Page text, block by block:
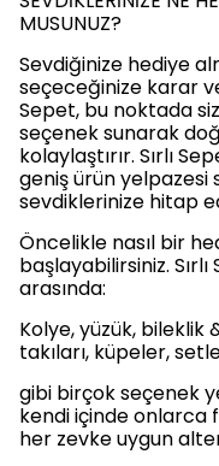
MUSUNUZ?
Sevdiğinize hediye
seçeceğinize karar
Sepet, bu noktada
seçenek sunarak
kolaylaştırır. Sırlı
geniş ürün yelpazesi
sevdiklerinize hitap
Öncelikle nasıl bir
başlayabilirsiniz.
arasında:
Kolye, yüzük, bileklik
takıları, küpeler,
gibi birçok seçenek
kendi içinde onlarca
her zevke uygun